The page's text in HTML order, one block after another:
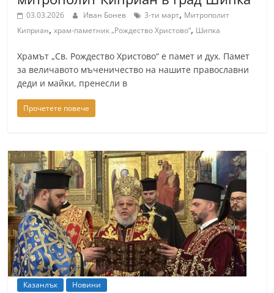
и
о
л
а
т
а
р
а
З
а
г
о
р
03.03.2026 Иван Бонев 3-ти март, Митрополит
Киприан,храм-паметник „Рождество Христово“, Шипка
Храмът „Св. Рождество Христово“ е памет и дух. Памет
за величавото мъченичество на нашите православни
деди и майки, пренесли в
Прочетете повече
Казанлък Новини